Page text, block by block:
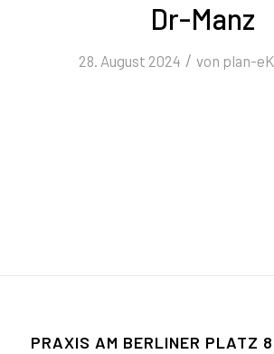
Dr-Manz
28. August 2024 / von plan-
PRAXIS AM BERLINER­ PLATZ­ 8